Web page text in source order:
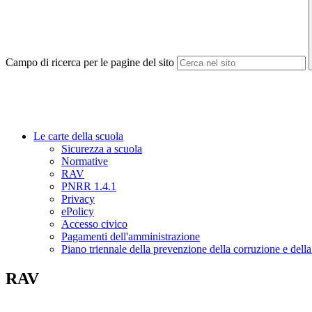
Campo di ricerca per le pagine del sito
Le carte della scuola
Sicurezza a scuola
Normative
RAV
PNRR 1.4.1
Privacy
ePolicy
Accesso civico
Pagamenti dell'amministrazione
Piano triennale della prevenzione della corruzione e
RAV